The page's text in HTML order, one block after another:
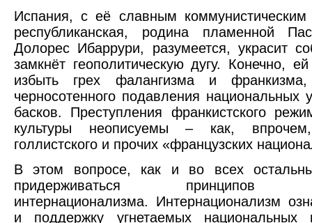
Испания, с её славным
республиканская, родина пламенной
Долорес Ибаррури, разумеется, украсит
замкнёт геополитическую дугу. Конечно,
избыть грех фалангизма и
черносотенного подавления национальных
басков. Преступления франкистского
культуры неописуемы – как,
голлистского и прочих «французских
В этом вопросе, как и во всех
придерживаться принципов
интернационализма. Интернационализм
и поддержку угнетаемых